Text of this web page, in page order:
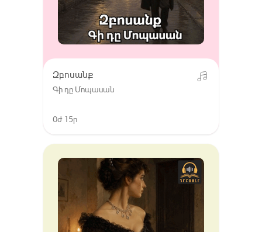
Զբոսանք
Գի դը Մոպասան
0ժ 15ր